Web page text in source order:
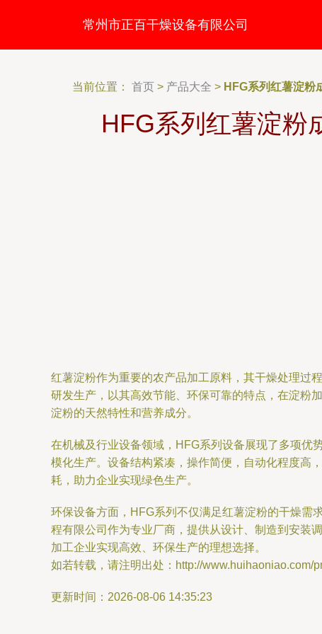
常州市正百干燥设备有限公司
当前位置： 首页 > 产品大全 > HFG系列红薯淀粉
HFG系列红薯淀粉
红薯淀粉作为重要的农产品加工原料，其干燥处理过
研发生产，以其高效节能、环保可靠的特点，在淀粉
淀粉的天然特性和营养成分。
在机械及行业设备领域，HFG系列设备展现了多项优
模化生产。设备结构紧凑，操作简便，自动化程度高
耗，助力企业实现绿色生产。
环保设备方面，HFG系列不仅满足红薯淀粉的干燥需
程有限公司作为专业厂商，提供从设计、制造到安装
加工企业实现高效、环保生产的理想选择。
如若转载，请注明出处：http://www.huihaoniao.com/
更新时间：2026-08-06 14:35:23